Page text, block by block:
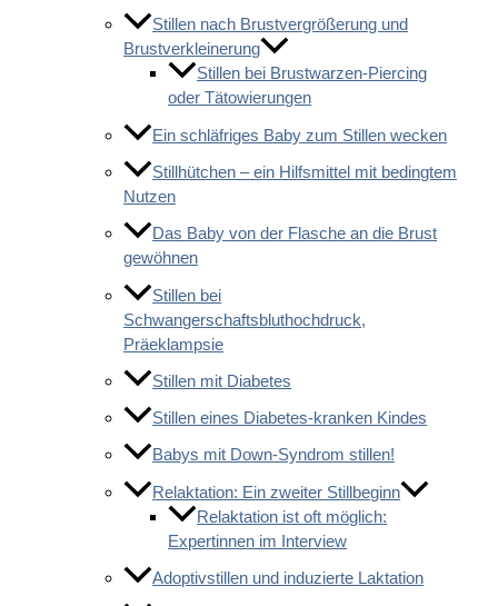
Stillen nach Brustvergrößerung und
Brustverkleinerung
Stillen bei Brustwarzen-Piercing
oder Tätowierungen
Ein schläfriges Baby zum Stillen wecken
Stillhütchen – ein Hilfsmittel mit bedingtem
Nutzen
Das Baby von der Flasche an die Brust
gewöhnen
Stillen bei
Schwangerschaftsbluthochdruck,
Präeklampsie
Stillen mit Diabetes
Stillen eines Diabetes-kranken Kindes
Babys mit Down-Syndrom stillen!
Relaktation: Ein zweiter Stillbeginn
Relaktation ist oft möglich:
Expertinnen im Interview
Adoptivstillen und induzierte Laktation